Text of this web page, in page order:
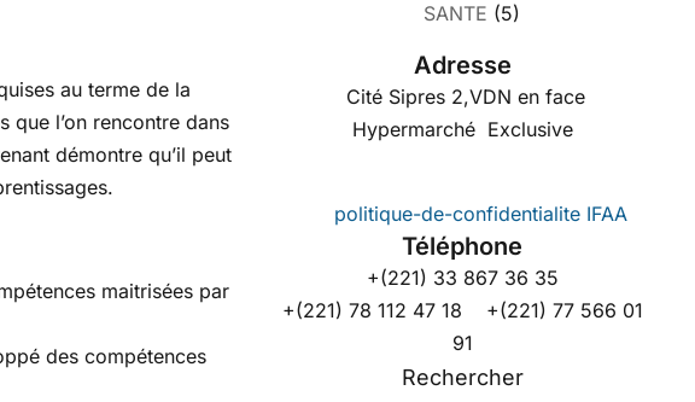
au terme de la
l’on rencontre dans
démontre qu’il peut
maitrisées par
des compétences
SANTE (5)
Adresse
Cité Sipres 2,VDN en face
Hypermarché Exclusive
politique-de-confidentialite IFAA
Téléphone
+(221) 33 867 36 35
+(221) 78 112 47 18 +(221) 77 566 01
91
Rechercher